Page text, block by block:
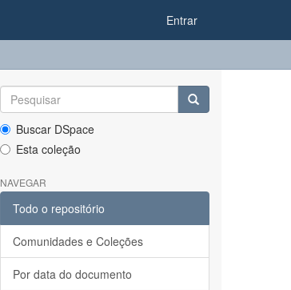
Entrar
Buscar DSpace
Esta coleção
NAVEGAR
Todo o repositório
Comunidades e Coleções
Por data do documento